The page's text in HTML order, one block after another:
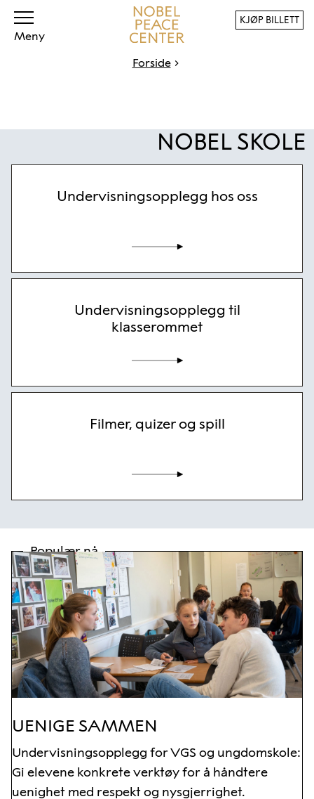
KJØP BILLETT
Meny
Forside
NOBEL SKOLE
Undervisningsopplegg hos oss
Undervisningsopplegg til
klasserommet
Filmer, quizer og spill
Populær nå
UENIGE SAMMEN
Undervisningsopplegg for VGS og ungdomskole:
Gi elevene konkrete verktøy for å håndtere
uenighet med respekt og nysgjerrighet.